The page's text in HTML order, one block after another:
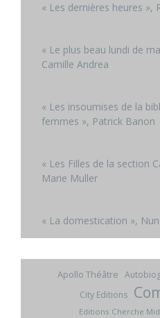
« Les dernières heures »,
« Le plus beau lundi de
Camille Andrea
« Les insoumises de la
femmes », Patrick Banon
« Les Filles de la section
Marie Muller
« La domestication »,
Apollo Théâtre
City Editions
Editions Cherche